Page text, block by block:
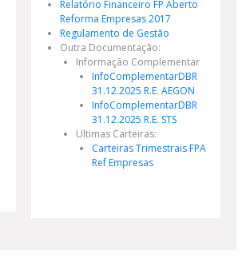
Relatório Financeiro FP Aberto
Reforma Empresas 2017
Regulamento de Gestão
Outra Documentação:
Informação Complementar
InfoComplementarDBR
31.12.2025 R.E. AEGON
InfoComplementarDBR
31.12.2025 R.E. STS
Ultimas Carteiras:
Carteiras Trimestrais FPA
Ref Empresas